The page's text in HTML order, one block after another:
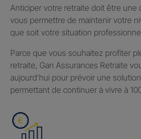
Anticiper votre retraite doit être une
vous permettre de maintenir votre
que soit votre situation
Parce que vous souhaitez profiter
retraite, Gan Assurances Retraite
aujourd’hui pour prévoir une
permettant de continuer à vivre à